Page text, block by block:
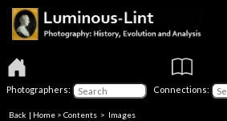
Photographers: Connections:
Back | Home > Contents > Images